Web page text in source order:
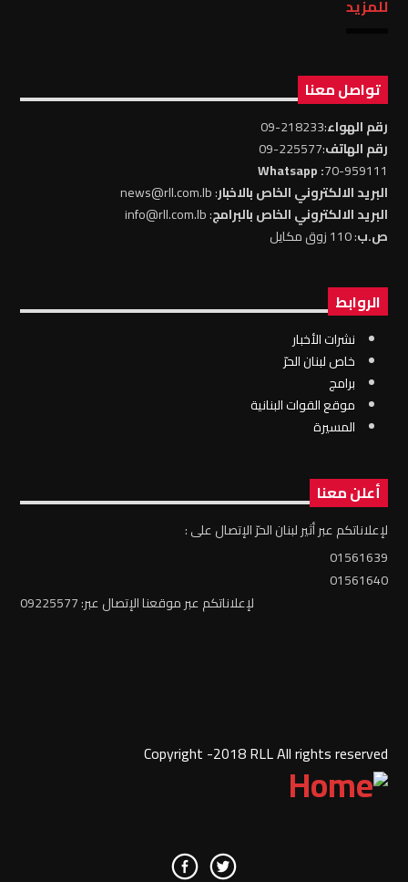
للمزيد
تواصل معنا
رقم الهواء:218233-09
رقم الهاتف:225577-09
70-959111
: Whatsapp
البريد الالكتروني الخاص بالاخبار: news@rll.com.lb
البريد الالكتروني الخاص بالبرامج: info@rll.com.lb
ص.ب: 110 زوق مكايل
الروابط
نشرات الأخبار
خاص لبنان الحرّ
برامج
موقع القوات البنانية
المسيرة
أعلن معنا
لإعلاناتكم عبر أثير لبنان الحرّ الإتصال على :
01561639
01561640
لإعلاناتكم عبر موقعنا الإتصال عبر: 09225577
Copyright -2018 RLL All rights reserved